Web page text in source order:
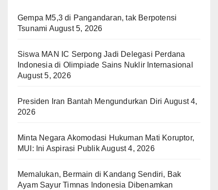
Gempa M5,3 di Pangandaran, tak Berpotensi
Tsunami August 5, 2026
Siswa MAN IC Serpong Jadi Delegasi Perdana
Indonesia di Olimpiade Sains Nuklir Internasional
August 5, 2026
Presiden Iran Bantah Mengundurkan Diri August 4,
2026
Minta Negara Akomodasi Hukuman Mati Koruptor,
MUI: Ini Aspirasi PublikAugust 4, 2026
Memalukan, Bermain di Kandang Sendiri, Bak
Ayam Sayur Timnas Indonesia Dibenamkan